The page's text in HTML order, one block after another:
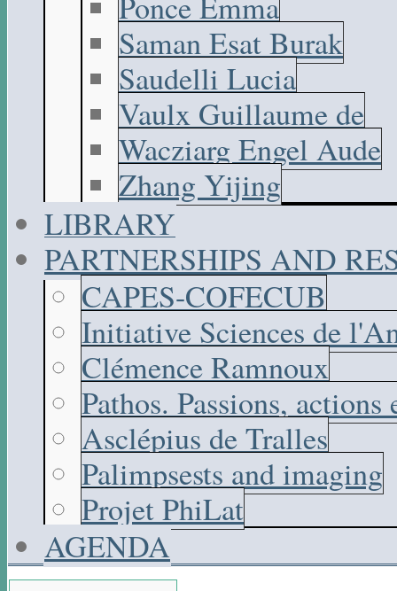
Saman Esat Burak
Saudelli Lucia
Vaulx Guillaume de
Wacziarg Engel Aude
Zhang Yijing
LIBRARY
PARTNERSHIPS AND
CAPES-COFECUB
Initiative Sciences de
Clémence Ramnoux
Pathos. Passions,
Asclépius de Tralles
Palimpsests and imaging
Projet PhiLat
AGENDA